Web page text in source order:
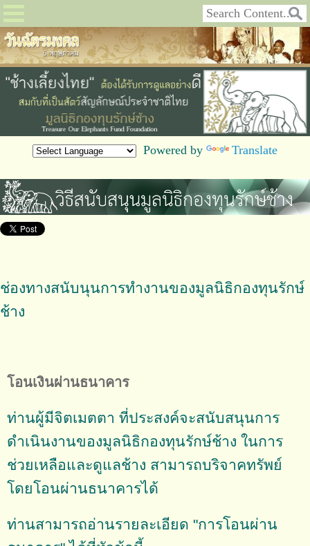
Powered by Translate
ช่องทางสนับนุนการทำงานของมูลนิธิกองทุนรักษ์
ช้าง
โอนเงินผ่านธนาคาร
ท่านผู้มีจิตเมตตา ที่ประสงค์จะสนับสนุนการ
ดำเนินงานของมูลนิธิกองทุนรักษ์ช้าง ในการ
ช่วยเหลือและดูแลช้าง สามารถบริจาคทรัพย์
โดยโอนผ่านธนาคารได้
ท่านสามารถอ่านรายละเอียด "การโอนผ่าน